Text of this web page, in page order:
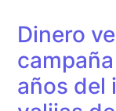
Dinero
años del